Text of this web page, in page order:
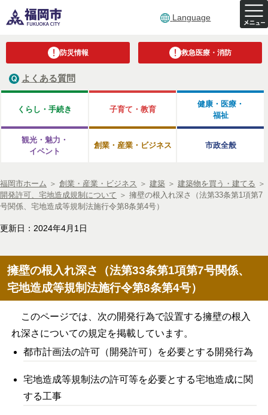
Language
防災情報 救急医療・消防
よくある質問
くらし・手続き 子育て・教育
健康・医療・
福祉
観光・魅力・
イベント
創業・産業・ビジネス 市政全般
福岡市ホーム ＞ 創業・産業・ビジネス ＞ 建築 ＞ 建築物を買う・建てる ＞
開発許可、宅地造成規制について ＞ 擁壁の根入れ深さ（法第33条第1項第7
号関係、宅地造成等規制法施行令第8条第4号）
更新日：2024年4月1日
擁壁の根入れ深さ（法第33条第1項第7号関係、
宅地造成等規制法施行令第8条第4号）
このページでは、次の開発行為で設置する擁壁の根入
れ深さについての規定を掲載しています。
都市計画法の許可（開発許可）を必要とする開発行為
宅地造成等規制法の許可等を必要とする宅地造成に関
する工事